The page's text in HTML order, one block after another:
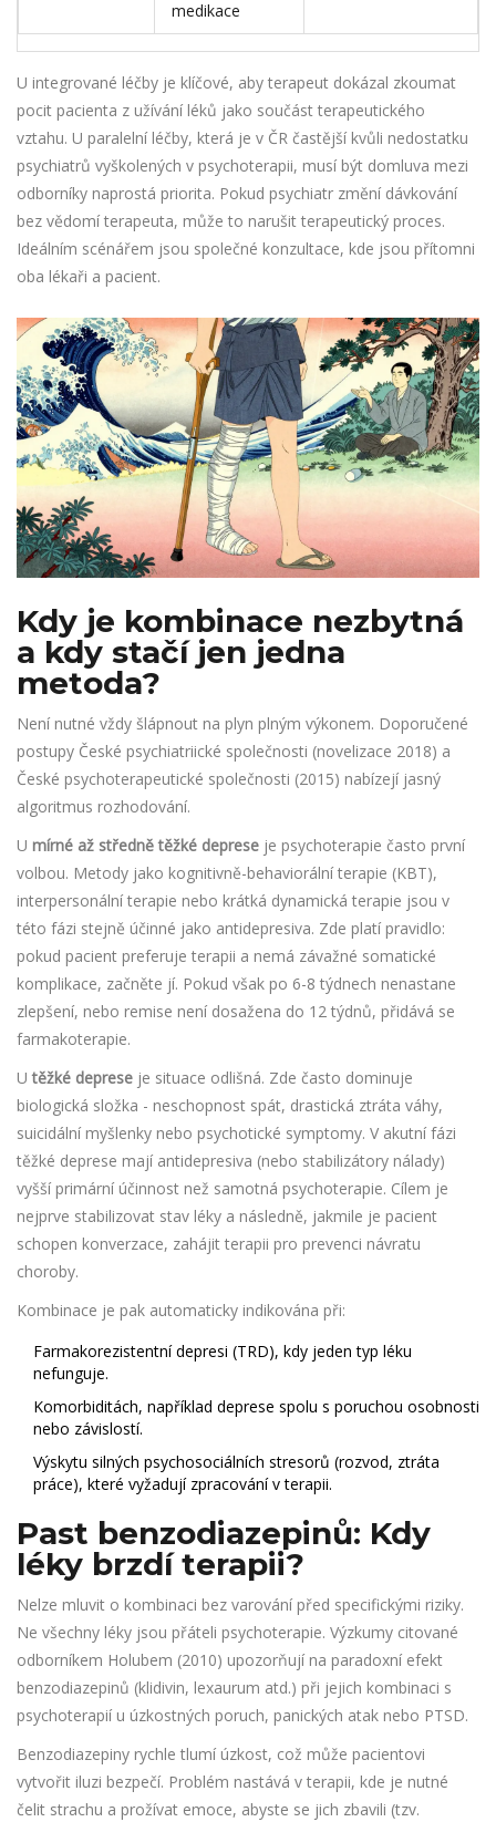
medikace
U integrované léčby je klíčové, aby terapeut dokázal zkoumat
pocit pacienta z užívání léků jako součást terapeutického
vztahu. U paralelní léčby, která je v ČR častější kvůli nedostatku
psychiatrů vyškolených v psychoterapii, musí být domluva mezi
odborníky naprostá priorita. Pokud psychiatr změní dávkování
bez vědomí terapeuta, může to narušit terapeutický proces.
Ideálním scénářem jsou společné konzultace, kde jsou přítomni
oba lékaři a pacient.
Kdy je kombinace nezbytná
a kdy stačí jen jedna
metoda?
Není nutné vždy šlápnout na plyn plným výkonem. Doporučené
postupy České psychiatriické společnosti (novelizace 2018) a
České psychoterapeutické společnosti (2015) nabízejí jasný
algoritmus rozhodování.
U mírné až středně těžké deprese je psychoterapie často první
volbou. Metody jako kognitivně-behaviorální terapie (KBT),
interpersonální terapie nebo krátká dynamická terapie jsou v
této fázi stejně účinné jako antidepresiva. Zde platí pravidlo:
pokud pacient preferuje terapii a nemá závažné somatické
komplikace, začněte jí. Pokud však po 6-8 týdnech nenastane
zlepšení, nebo remise není dosažena do 12 týdnů, přidává se
farmakoterapie.
Utěžké deprese je situace odlišná. Zde často dominuje
biologická složka - neschopnost spát, drastická ztráta váhy,
suicidální myšlenky nebo psychotické symptomy. V akutní fázi
těžké deprese mají antidepresiva (nebo stabilizátory nálady)
vyšší primární účinnost než samotná psychoterapie. Cílem je
nejprve stabilizovat stav léky a následně, jakmile je pacient
schopen konverzace, zahájit terapii pro prevenci návratu
choroby.
Kombinace je pak automaticky indikována při:
Farmakorezistentní depresi (TRD), kdy jeden typ léku
nefunguje.
Komorbiditách, například deprese spolu s poruchou osobnosti
nebo závislostí.
Výskytu silných psychosociálních stresorů (rozvod, ztráta
práce), které vyžadují zpracování v terapii.
Past benzodiazepinů: Kdy
léky brzdí terapii?
Nelze mluvit o kombinaci bez varování před specifickými riziky.
Ne všechny léky jsou přáteli psychoterapie. Výzkumy citované
odborníkem Holubem (2010) upozorňují na paradoxní efekt
benzodiazepinů (klidivin, lexaurum atd.) při jejich kombinaci s
psychoterapií u úzkostných poruch, panických atak nebo PTSD.
Benzodiazepiny rychle tlumí úzkost, což může pacientovi
vytvořit iluzi bezpečí. Problém nastává v terapii, kde je nutné
čelit strachu a prožívat emoce, abyste se jich zbavili (tzv.